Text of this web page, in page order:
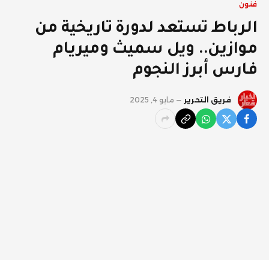
فنون
الرباط تستعد لدورة تاريخية من
موازين.. ويل سميث وميريام
فارس أبرز النجوم
فريق التحرير مايو 4, 2025